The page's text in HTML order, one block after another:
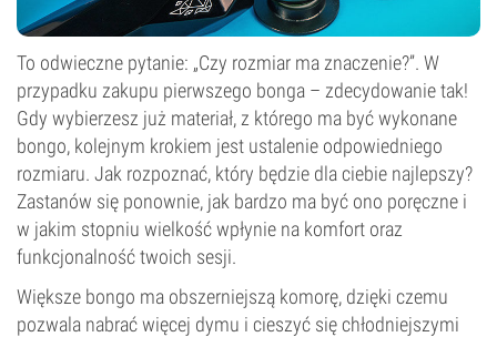
To odwieczne pytanie: „Czy rozmiar ma znaczenie?”. W
przypadku zakupu pierwszego bonga – zdecydowanie tak!
Gdy wybierzesz już materiał, z którego ma być wykonane
bongo, kolejnym krokiem jest ustalenie odpowiedniego
rozmiaru. Jak rozpoznać, który będzie dla ciebie najlepszy?
Zastanów się ponownie, jak bardzo ma być ono poręczne i
w jakim stopniu wielkość wpłynie na komfort oraz
funkcjonalność twoich sesji.
Większe bongo ma obszerniejszą komorę, dzięki czemu
pozwala nabrać więcej dymu i cieszyć się chłodniejszymi